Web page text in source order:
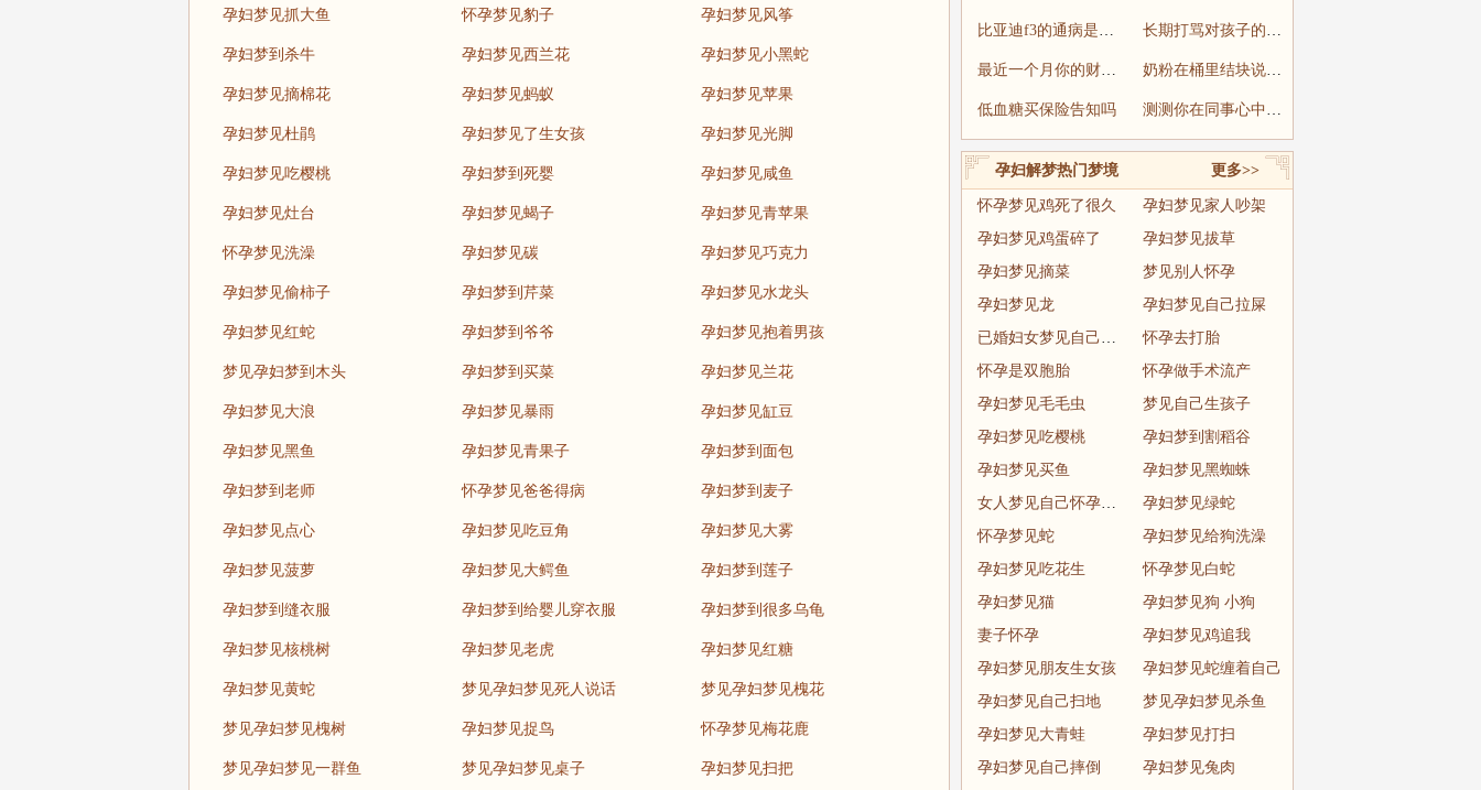
孕妇梦见抓大鱼 怀孕梦见豹子 孕妇梦见风筝
孕妇梦到杀牛 孕妇梦见西兰花 孕妇梦见小黑蛇
孕妇梦见摘棉花 孕妇梦见蚂蚁 孕妇梦见苹果
孕妇梦见杜鹃 孕妇梦见了生女孩 孕妇梦见光脚
孕妇梦见吃樱桃 孕妇梦到死婴 孕妇梦见咸鱼
孕妇梦见灶台 孕妇梦见蝎子 孕妇梦见青苹果
怀孕梦见洗澡 孕妇梦见碳 孕妇梦见巧克力
孕妇梦见偷柿子 孕妇梦到芹菜 孕妇梦见水龙头
孕妇梦见红蛇 孕妇梦到爷爷 孕妇梦见抱着男孩
梦见孕妇梦到木头 孕妇梦到买菜 孕妇梦见兰花
孕妇梦见大浪 孕妇梦见暴雨 孕妇梦见缸豆
孕妇梦见黑鱼 孕妇梦见青果子 孕妇梦到面包
孕妇梦到老师 怀孕梦见爸爸得病 孕妇梦到麦子
孕妇梦见点心 孕妇梦见吃豆角 孕妇梦见大雾
孕妇梦见菠萝 孕妇梦见大鳄鱼 孕妇梦到莲子
孕妇梦到缝衣服 孕妇梦到给婴儿穿衣服 孕妇梦到很多乌龟
孕妇梦见核桃树 孕妇梦见老虎 孕妇梦见红糖
孕妇梦见黄蛇 梦见孕妇梦见死人说话 梦见孕妇梦见槐花
梦见孕妇梦见槐树 孕妇梦见捉鸟 怀孕梦见梅花鹿
梦见孕妇梦见一群鱼 梦见孕妇梦见桌子 孕妇梦见扫把
比亚迪f3的通病是什么 长期打骂对孩子的影响
最近一个月你的财运旺吗 奶粉在桶里结块说明什么
低血糖买保险告知吗 测测你在同事心中的地位有多高
更多>>
孕妇解梦热门梦境
怀孕梦见鸡死了很久
孕妇梦见家人吵架
孕妇梦见鸡蛋碎了
孕妇梦见拔草
孕妇梦见摘菜
梦见别人怀孕
孕妇梦见龙
孕妇梦见自己拉屎
已婚妇女梦见自己怀孕快生了
怀孕去打胎
怀孕是双胞胎
怀孕做手术流产
孕妇梦见毛毛虫
梦见自己生孩子
孕妇梦见吃樱桃
孕妇梦到割稻谷
孕妇梦见买鱼
孕妇梦见黑蜘蛛
女人梦见自己怀孕见红
孕妇梦见绿蛇
怀孕梦见蛇
孕妇梦见给狗洗澡
孕妇梦见吃花生
怀孕梦见白蛇
孕妇梦见猫
孕妇梦见狗 小狗
妻子怀孕
孕妇梦见鸡追我
孕妇梦见朋友生女孩
孕妇梦见蛇缠着自己
孕妇梦见自己扫地
梦见孕妇梦见杀鱼
孕妇梦见大青蛙
孕妇梦见打扫
孕妇梦见自己摔倒
孕妇梦见兔肉